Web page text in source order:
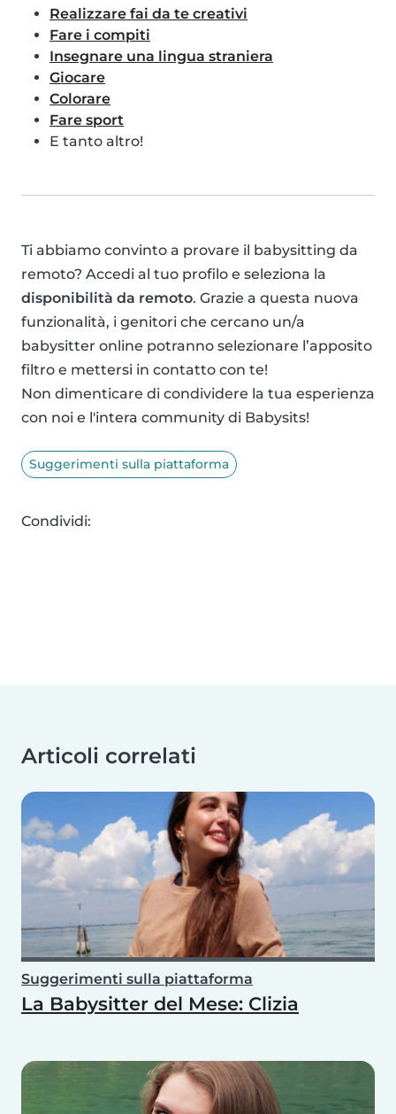
Realizzare fai da te creativi
Fare i compiti
Insegnare una lingua straniera
Giocare
Colorare
Fare sport
E tanto altro!
Ti abbiamo convinto a provare il babysitting da
remoto? Accedi al tuo profilo e seleziona la
disponibilità da remoto. Grazie a questa nuova
funzionalità, i genitori che cercano un/a
babysitter online potranno selezionare l’apposito
filtro e mettersi in contatto con te!
Non dimenticare di condividere la tua esperienza
con noi e l'intera community di Babysits!
Suggerimenti sulla piattaforma
Condividi:
Articoli correlati
Suggerimenti sulla piattaforma
La Babysitter del Mese: Clizia